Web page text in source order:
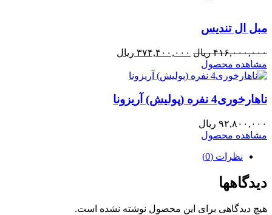
مبل ال تندیس
۴۱۶,۰۰۰,۰۰۰ ریال قیمت
۴۱۶,۰۰۰,۰۰۰ ریال
۳۷۴,۴۰۰,۰۰۰ ریال
مشاهده محصول
ناهارخوری4 نفره (پولیش) آریزونا
۹۲,۸۰۰,۰۰۰ ریال
مشاهده محصول
نظرات (0)
دیدگاهها
هیچ دیدگاهی برای این محصول نوشته نشده است.